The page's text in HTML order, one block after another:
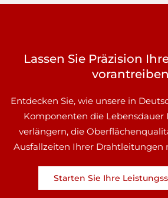
Lassen Sie Präzision
Entdecken Sie, wie unsere in
Komponenten die Lebensdauer
verlängern, die
Ausfallzeiten Ihrer Drahtleitungen
Starten Sie Ihre